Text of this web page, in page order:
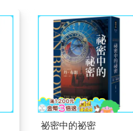
祕密中的祕密